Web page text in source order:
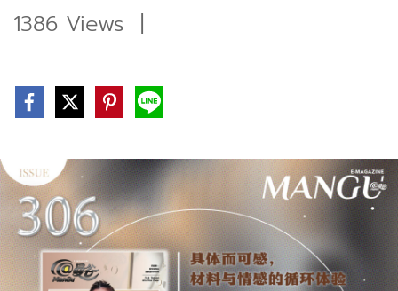
1386 Views |